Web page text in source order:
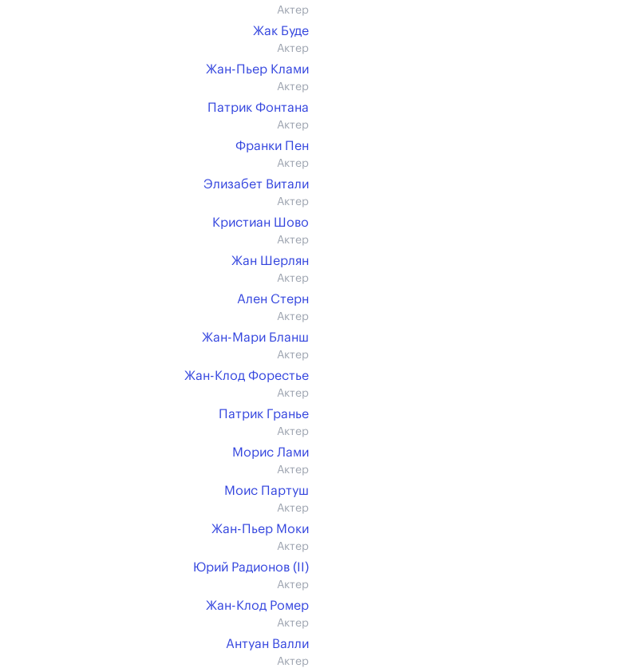
Актер
Жак Буде
Актер
Жан-Пьер Клами
Актер
Патрик Фонтана
Актер
Франки Пен
Актер
Элизабет Витали
Актер
Кристиан Шово
Актер
Жан Шерлян
Актер
Ален Стерн
Актер
Жан-Мари Бланш
Актер
Жан-Клод Форестье
Актер
Патрик Гранье
Актер
Морис Лами
Актер
Моис Партуш
Актер
Жан-Пьер Моки
Актер
Юрий Радионов (II)
Актер
Жан-Клод Ромер
Актер
Антуан Валли
Актер